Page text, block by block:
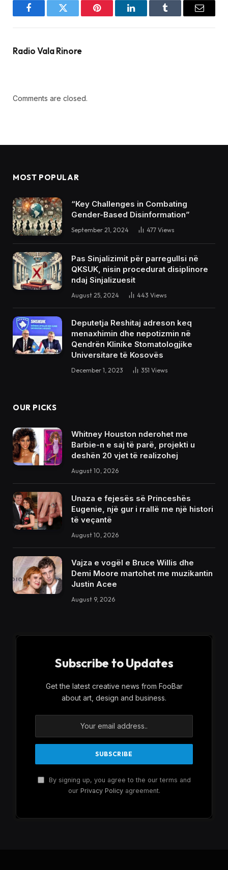
FacebookTwitter Pinterest LinkedInTumblr Email
Radio Vala Rinore
Comments are closed.
MOST POPULAR
“Key Challenges in Combating
Gender-Based Disinformation”
September 21, 2024 477 Views
Pas Sinjalizimit për parregullsi në
QKSUK, nisin procedurat disiplinore
ndaj Sinjalizuesit
August 25, 2024 443 Views
Deputetja Reshitaj adreson keq
menaxhimin dhe nepotizmin në
Qendrën Klinike Stomatologjike
Universitare të Kosovës
December 1, 2023 351 Views
OUR PICKS
Whitney Houston nderohet me
Barbie-n e saj të parë, projekti u
deshën 20 vjet të realizohej
August 10, 2026
Unaza e fejesës së Princeshës
Eugenie, një gur i rrallë me një histori
të veçantë
August 10, 2026
Vajza e vogël e Bruce Willis dhe
Demi Moore martohet me muzikantin
Justin Acee
August 9, 2026
Subscribe to Updates
Get the latest creative news from FooBar
about art, design and business.
By signing up, you agree to the our terms and
our Privacy Policyagreement.